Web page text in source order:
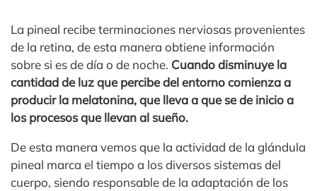
La pineal recibe terminaciones nerviosas provenientes
de la retina, de esta manera obtiene información
sobre si es de día o de noche. Cuando disminuye la
cantidad de luz que percibe del entorno comienza a
producir la melatonina, que lleva a que se de inicio a
los procesos que llevan al sueño.
De esta manera vemos que la actividad de la glándula
pineal marca el tiempo a los diversos sistemas del
cuerpo, siendo responsable de la adaptación de los